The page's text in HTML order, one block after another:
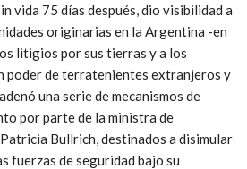
vida 75 días después, dio visibilidad a
originarias en la Argentina -en
litigios por sus tierras y a los
poder de terratenientes extranjeros y
una serie de mecanismos de
por parte de la ministra de
Bullrich, destinados a disimular
fuerzas de seguridad bajo su